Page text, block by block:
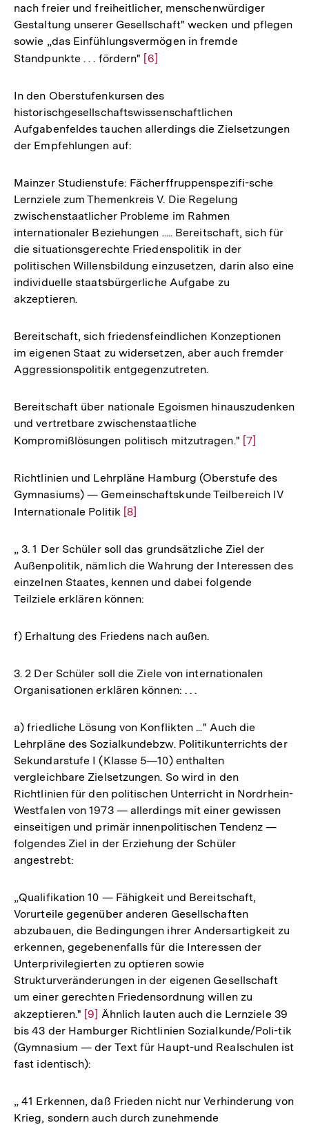
Auflösung
der
Fußnote
nach freier und freiheitlicher, menschenwürdiger
Gestaltung unserer Gesellschaft" wecken und pflegen
sowie „das Einfühlungsvermögen in fremde
Standpunkte . . . fördern" Zur
der
Fußnote
[6]
In den Oberstufenkursen des
historischgesellschaftswissenschaftlichen
Aufgabenfeldes tauchen allerdings die Zielsetzungen
der Empfehlungen auf:
Mainzer Studienstufe: Fächerffruppenspezifi-sche
Lernziele zum Themenkreis V. Die Regelung
zwischenstaatlicher Probleme im Rahmen
internationaler Beziehungen ..... Bereitschaft, sich für
die situationsgerechte Friedenspolitik in der
politischen Willensbildung einzusetzen, darin also eine
individuelle staatsbürgerliche Aufgabe zu
akzeptieren.
Bereitschaft, sich friedensfeindlichen Konzeptionen
im eigenen Staat zu widersetzen, aber auch fremder
Aggressionspolitik entgegenzutreten.
Bereitschaft über nationale Egoismen hinauszudenken
und vertretbare zwischenstaatliche
Kompromißlösungen politisch mitzutragen." Zur
der
Fußnote
[7]
Richtlinien und Lehrpläne Hamburg (Oberstufe des
Gymnasiums) — Gemeinschaftskunde Teilbereich IV
Internationale Politik Zur
der
Fußnote
[8]
„ 3. 1 Der Schüler soll das grundsätzliche Ziel der
Außenpolitik, nämlich die Wahrung der Interessen des
einzelnen Staates, kennen und dabei folgende
Teilziele erklären können:
f) Erhaltung des Friedens nach außen.
3. 2 Der Schüler soll die Ziele von internationalen
Organisationen erklären können: . . .
a) friedliche Lösung von Konflikten ..." Auch die
Lehrpläne des Sozialkundebzw. Politikunterrichts der
Sekundarstufe I (Klasse 5—10) enthalten
vergleichbare Zielsetzungen. So wird in den
Richtlinien für den politischen Unterricht in Nordrhein-
Westfalen von 1973 — allerdings mit einer gewissen
einseitigen und primär innenpolitischen Tendenz —
folgendes Ziel in der Erziehung der Schüler
angestrebt:
„Qualifikation 10 — Fähigkeit und Bereitschaft,
Vorurteile gegenüber anderen Gesellschaften
abzubauen, die Bedingungen ihrer Andersartigkeit zu
erkennen, gegebenenfalls für die Interessen der
Unterprivilegierten zu optieren sowie
Strukturveränderungen in der eigenen Gesellschaft
um einer gerechten Friedensordnung willen zu
akzeptieren." Zur
Auflösung
der
Fußnote
[9] Ähnlich lauten auch die Lernziele 39
bis 43 der Hamburger Richtlinien Sozialkunde/Poli-tik
(Gymnasium — der Text für Haupt-und Realschulen ist
fast identisch):
„ 41 Erkennen, daß Frieden nicht nur Verhinderung von
Krieg, sondern auch durch zunehmende